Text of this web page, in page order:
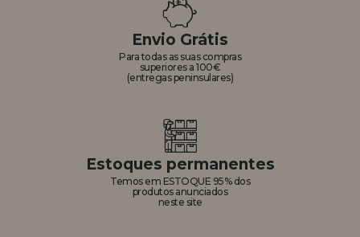
Envio Grátis
Para todas as suas compras
superiores a 100€
(entregas peninsulares)
Estoques permanentes
Temos em ESTOQUE 95% dos
produtos anunciados
neste site